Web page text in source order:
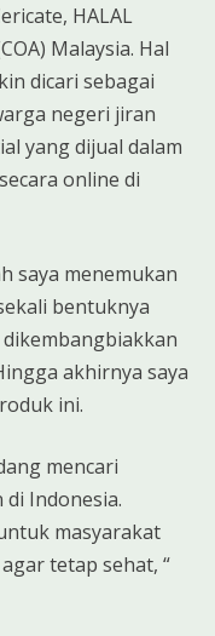
HALAL
Malaysia. Hal
dicari sebagai
negeri jiran
yang dijual dalam
online di
saya menemukan
bentuknya
akhirnya saya
ini.
mencari
Indonesia.
masyarakat
tetap sehat, “